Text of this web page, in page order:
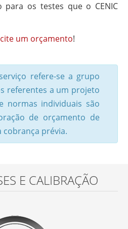
para os testes que o CENIC
um orçamento!
refere-se a grupo
referentes a um projeto
normas individuais são
de orçamento de
cobrança prévia.
E CALIBRAÇÃO